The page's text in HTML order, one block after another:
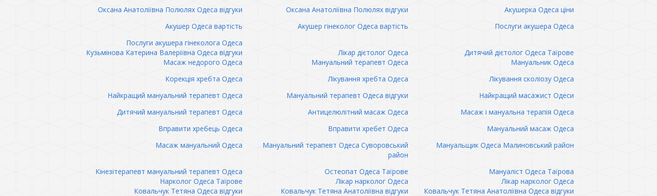
Оксана Анатоліївна Полюлях Одеса відгуки Оксана Анатоліївна Полюлях відгуки
Акушерка Одеса ціни
Акушер Одеса вартість
Акушер гінеколог Одеса вартість
Послуги акушера Одеса
Послуги акушера гінеколога Одеса
Кузьмінова Катерина Валеріївна Одеса відгуки
Лікар дієтолог Одеса
Дитячий дієтолог Одеса Таїрове
Масаж недорого Одеса
Мануальний терапевт Одеса
Мануальник Одеса
Корекція хребта Одеса
Лікування хребта Одеса
Лікування сколіозу Одеса
Найкращий мануальний терапевт Одеса
Мануальний терапевт Одеса відгуки
Найкращий масажист Одеси
Дитячий мануальний терапевт Одеса
Антицелюлітний масаж Одеса
Масаж і мануальна терапія Одеса
Вправити хребець Одеса
Вправити хребет Одеса
Мануальний масаж Одеса
Масаж мануальний Одеса
Мануальний терапевт Одеса Суворовський
район
Мануальщик Одеса Малиновський район
Кінезітерапевт мануальний терапевт Одеса Остеопат Одеса Таїрове
Мануаліст Одеса Таїрова
Нарколог Одеса Таїрове
Лікар нарколог Одеса
Лікар нарколог Одеса
Ковальчук Тетяна Одеса відгуки
Ковальчук Тетяна Анатоліївна відгуки
Ковальчук Тетяна Анатоліївна Одеса відгуки